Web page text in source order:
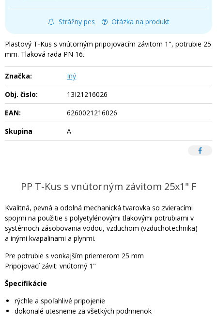
Strážny pes Otázka na produkt
Plastový T-Kus s vnútorným pripojovacím závitom 1", potrubie 25
mm. Tlaková rada PN 16.
Značka:
Iný
Obj. čislo:
13I21216026
EAN:
6260021216026
Skupina
A
PP T-Kus s vnútorným závitom 25x1" F
Kvalitná, pevná a odolná mechanická tvarovka so zvieracími
spojmi na použitie s polyetylénovými tlakovými potrubiami v
systémoch zásobovania vodou, vzduchom (vzduchotechnika)
a inými kvapalinami a plynmi.
Pre potrubie s vonkajším priemerom 25 mm
Pripojovací závit: vnútorný 1"
Špecifikácie
rýchle a spoľahlivé pripojenie
dokonalé utesnenie za všetkých podmienok